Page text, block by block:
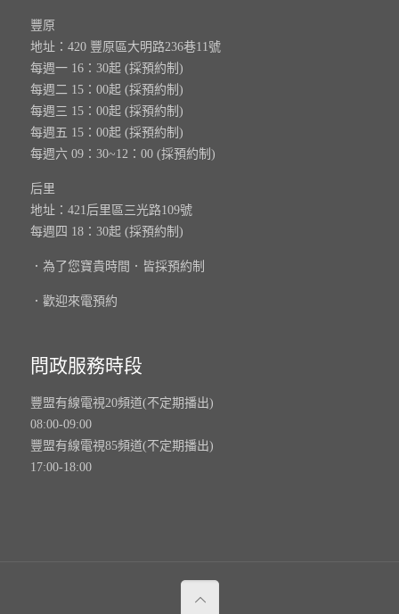
豐原
地址：420 豐原區大明路236巷11號
每週一 16：30起 (採預約制)
每週二 15：00起 (採預約制)
每週三 15：00起 (採預約制)
每週五 15：00起 (採預約制)
每週六 09：30~12：00 (採預約制)
后里
地址：421后里區三光路109號
每週四 18：30起 (採預約制)
．為了您寶貴時間．皆採預約制
．歡迎來電預約
問政服務時段
豐盟有線電視20頻道(不定期播出)
08:00-09:00
豐盟有線電視85頻道(不定期播出)
17:00-18:00